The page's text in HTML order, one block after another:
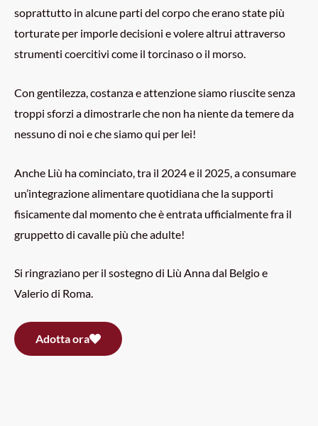
soprattutto in alcune parti del corpo che erano state più
torturate per imporle decisioni e volere altrui attraverso
strumenti coercitivi come il torcinaso o il morso.
Con gentilezza, costanza e attenzione siamo riuscite senza
troppi sforzi a dimostrarle che non ha niente da temere da
nessuno di noi e che siamo qui per lei!
Anche Liù ha cominciato, tra il 2024 e il 2025, a consumare
un’integrazione alimentare quotidiana che la supporti
fisicamente dal momento che è entrata ufficialmente fra il
gruppetto di cavalle più che adulte!
Si ringraziano per il sostegno di Liù Anna dal Belgio e
Valerio di Roma.
Adotta ora